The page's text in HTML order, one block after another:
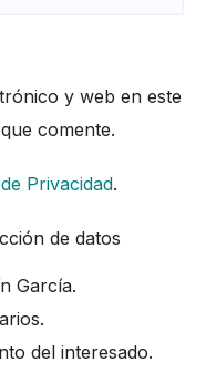
y web en este
comente.
Privacidad.
de datos
García.
del interesado.